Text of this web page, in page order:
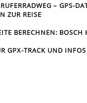
– GPS-
ZUR REISE
BERECHNEN: BOSCH
GPX-TRACK UND INFOS